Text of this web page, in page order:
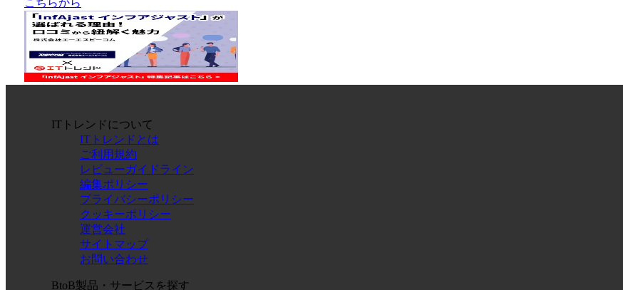
ITトレンドについて
ITトレンドとは
ご利用規約
レビューガイドライン
編集ポリシー
プライバシーポリシー
クッキーポリシー
運営会社
サイトマップ
お問い合わせ
BtoB製品・サービスを探す